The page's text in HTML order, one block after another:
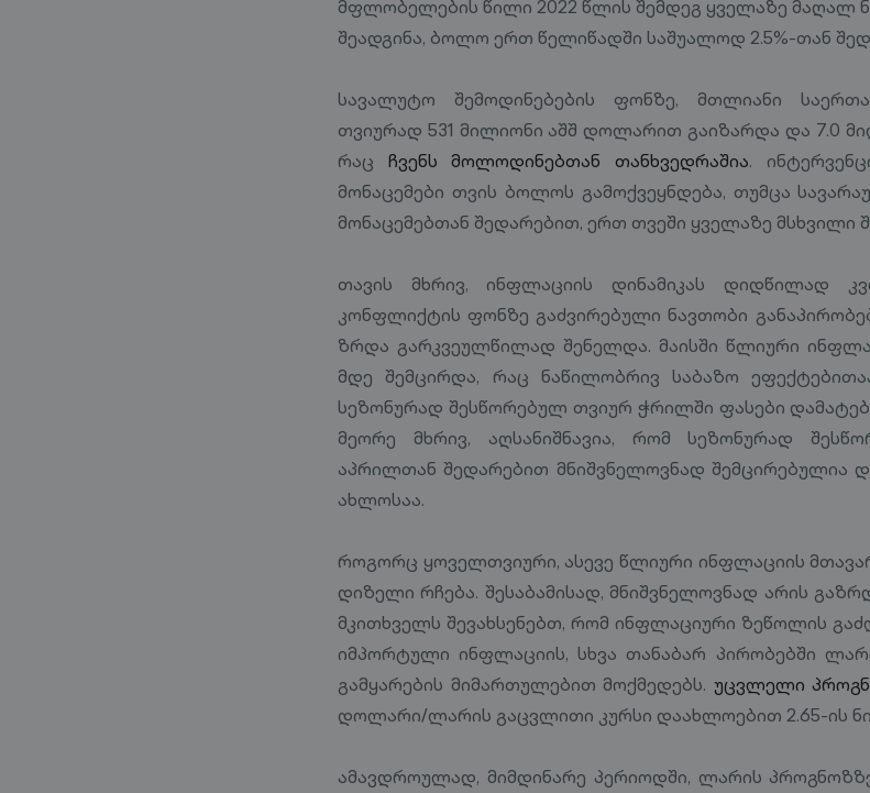
მფლობელების წილი 2022 წლის შემდეგ ყველაზე მაღალ
შეადგინა, ბოლო ერთ წელიწადში საშუალოდ 2.5%-თან
სავალუტო შემოდინებების ფონზე, მთლიანი
თვიურად 531 მილიონი აშშ დოლარით გაიზარდა და 7.0
რაც ჩვენს მოლოდინებთან თანხვედრაშია.
მონაცემები თვის ბოლოს გამოქვეყნდება, თუმცა
მონაცემებთან შედარებით, ერთ თვეში ყველაზე მსხვილი
თავის მხრივ, ინფლაციის დინამიკას დიდწილად
კონფლიქტის ფონზე გაძვირებული ნავთობი
ზრდა გარკვეულწილად შენელდა. მაისში წლიური
მდე შემცირდა, რაც ნაწილობრივ საბაზო
სეზონურად შესწორებულ თვიურ ჭრილში ფასები
მეორე მხრივ, აღსანიშნავია, რომ სეზონურად
აპრილთან შედარებით მნიშვნელოვნად შემცირებულია
ახლოსაა.
როგორც ყოველთვიური, ასევე წლიური ინფლაციის
დიზელი რჩება. შესაბამისად, მნიშვნელოვნად არის
მკითხველს შევახსენებთ, რომ ინფლაციური ზეწოლის
იმპორტული ინფლაციის, სხვა თანაბარ პირობებში
გამყარების მიმართულებით მოქმედებს. უცვლელი
დოლარი/ლარის გაცვლითი კურსი დაახლოებით 2.65-ის
ამავდროულად, მიმდინარე პერიოდში, ლარის